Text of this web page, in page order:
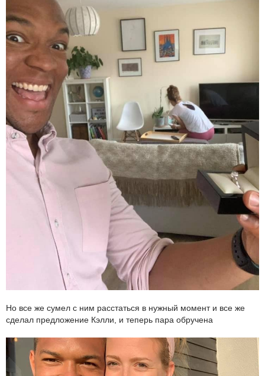
Но все же сумел с ним расстаться в нужный момент и все же
сделал предложение Кэлли, и теперь пара обручена